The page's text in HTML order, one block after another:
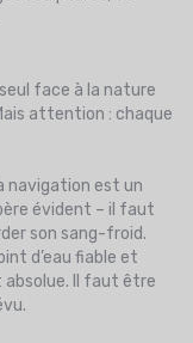
face à la nature
attention : chaque
navigation est un
évident – il faut
son sang-froid.
d’eau fiable et
absolue. Il faut être